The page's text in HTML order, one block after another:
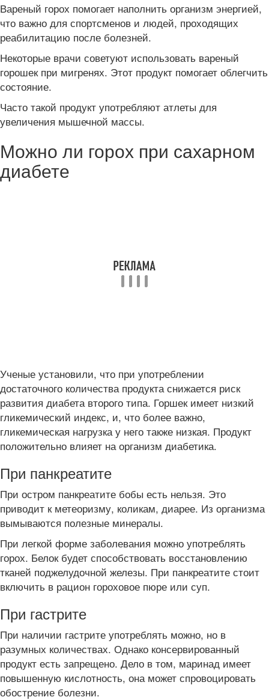
Вареный горох помогает наполнить организм энергией,
что важно для спортсменов и людей, проходящих
реабилитацию после болезней.
Некоторые врачи советуют использовать вареный
горошек при мигренях. Этот продукт помогает облегчить
состояние.
Часто такой продукт употребляют атлеты для
увеличения мышечной массы.
Можно ли горох при сахарном
диабете
Ученые установили, что при употреблении
достаточного количества продукта снижается риск
развития диабета второго типа. Горшек имеет низкий
гликемический индекс, и, что более важно,
гликемическая нагрузка у него также низкая. Продукт
положительно влияет на организм диабетика.
При панкреатите
При остром панкреатите бобы есть нельзя. Это
приводит к метеоризму, коликам, диарее. Из организма
вымываются полезные минералы.
При легкой форме заболевания можно употреблять
горох. Белок будет способствовать восстановлению
тканей поджелудочной железы. При панкреатите стоит
включить в рацион гороховое пюре или суп.
При гастрите
При наличии гастрите употреблять можно, но в
разумных количествах. Однако консервированный
продукт есть запрещено. Дело в том, маринад имеет
повышенную кислотность, она может спровоцировать
обострение болезни.